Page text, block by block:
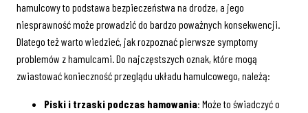
hamulcowy to podstawa bezpieczeństwa na drodze, a jego
niesprawność może prowadzić do bardzo poważnych konsekwencji.
Dlatego też warto wiedzieć, jak rozpoznać pierwsze symptomy
problemów z hamulcami. Do najczęstszych oznak, które mogą
zwiastować konieczność przeglądu układu hamulcowego, należą:
Piski i trzaski podczas hamowania: Może to świadczyć o